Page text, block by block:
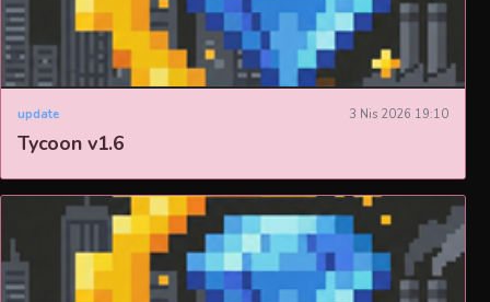
update 3 Nis 2026 19:10
Tycoon v1.6